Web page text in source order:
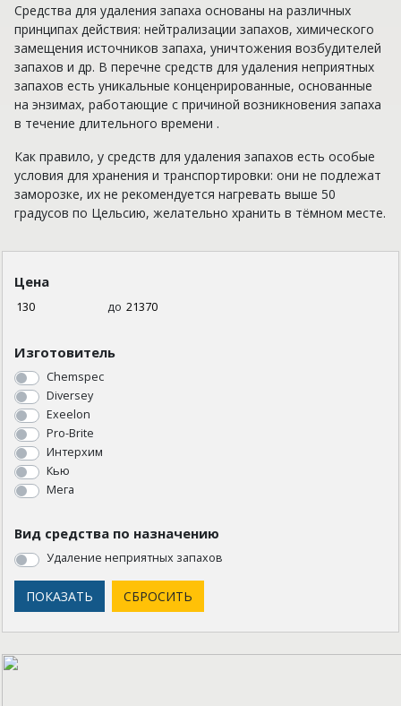
Средства для удаления запаха основаны на различных
принципах действия: нейтрализации запахов, химического
замещения источников запаха, уничтожения возбудителей
запахов и др. В перечне средств для удаления неприятных
запахов есть уникальные конценрированные, основанные
на энзимах, работающие с причиной возникновения запаха
в течение длительного времени .
Как правило, у средств для удаления запахов есть особые
условия для хранения и транспортировки: они не подлежат
заморозке, их не рекомендуется нагревать выше 50
градусов по Цельсию, желательно хранить в тёмном месте.
Цена
до
Изготовитель
Chemspec
Diversey
Exeelon
Pro-Brite
Интерхим
Кью
Мега
Вид средства по назначению
Удаление неприятных запахов